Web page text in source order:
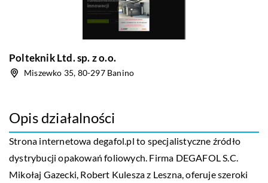
Polteknik Ltd. sp. z o.o.
Miszewko 35, 80-297 Banino
Opis działalności
Strona internetowa degafol.pl to specjalistyczne źródło
dystrybucji opakowań foliowych. Firma DEGAFOL S.C.
Mikołaj Gazecki, Robert Kulesza z Leszna, oferuje szeroki